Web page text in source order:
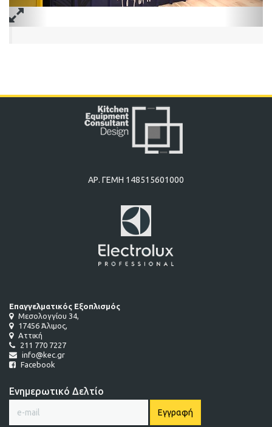
ΑΡ. ΓΕΜΗ 148515601000
Επαγγελματικός Εξοπλισμός
Μεσολογγίου 34,
17456 Άλιμος,
Αττική
211 770 7227
info@kec.gr
Facebook
Ενημερωτικό Δελτίο